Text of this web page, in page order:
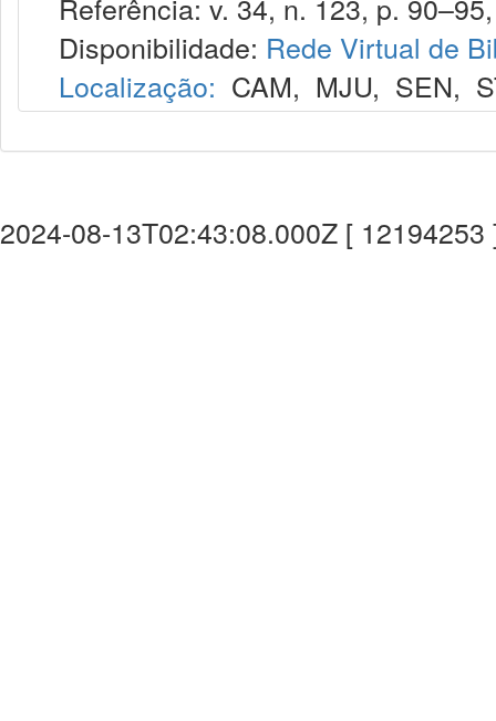
Disponibilidade: Rede Virtual de
Localização: CAM, MJU, SEN,
2024-08-13T02:43:08.000Z [ 12194253